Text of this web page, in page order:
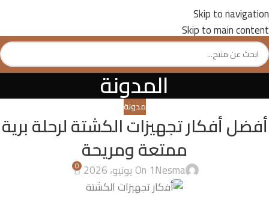
Skip to navigation
Skip to main content
المدونة
مدونة
أفضل أفكار تجهيزات الكشتة لرحلة برية
ممتعة ومريحة
NesmaOn 1 يونيو، 2026 0